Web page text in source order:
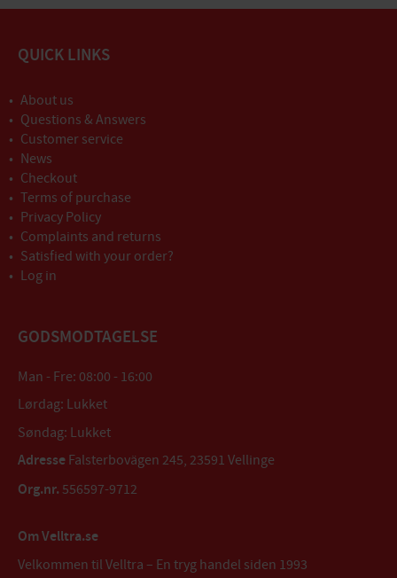
QUICK LINKS
About us
Questions & Answers
Customer service
News
Checkout
Terms of purchase
Privacy Policy
Complaints and returns
Satisfied with your order?
Log in
GODSMODTAGELSE
Man - Fre: 08:00 - 16:00
Lørdag: Lukket
Søndag: Lukket
Adresse Falsterbovägen 245, 23591 Vellinge
Org.nr. 556597-9712
Om Velltra.se
Velkommen til Velltra – En tryg handel siden 1993